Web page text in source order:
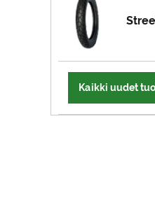
Kaikki uudet